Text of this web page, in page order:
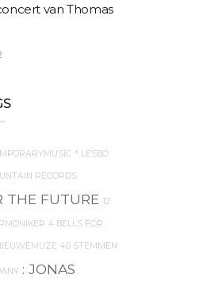
van Thomas
* LESBO
RECORDS
THE FUTURE 12
4 BELLS FOR
40 STEMMEN
: JONAS